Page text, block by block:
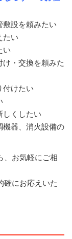
敷設を頼みたい
たい
い
・交換を頼みた
付けたい
しくしたい
機器、消火設備の
、お気軽にご相
確にお応えいた